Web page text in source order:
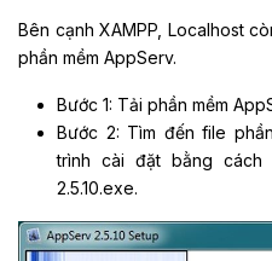
Bên cạnh XAMPP, Localhost
phần mềm AppServ.
Bước 1: Tải phần mềm
Bước 2: Tìm đến file
trình cài đặt bằng cách
2.5.10.exe.